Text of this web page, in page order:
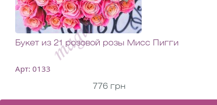
Букет из 21 розовой розы Мисс Пигги
Арт: 0133
776 грн